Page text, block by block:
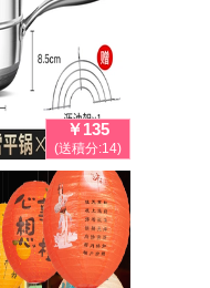
￥135
(送積分:14)